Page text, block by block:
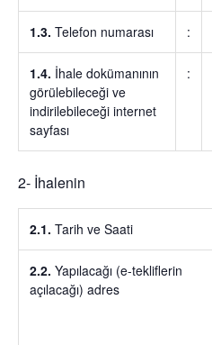
1.3. Telefon numarası :
1.4. İhale dokümanının
görülebileceği ve
indirilebileceği internet
sayfası
:
2- İhalenin
2.1. Tarih ve Saati
2.2. Yapılacağı (e-tekliflerin
açılacağı) adres